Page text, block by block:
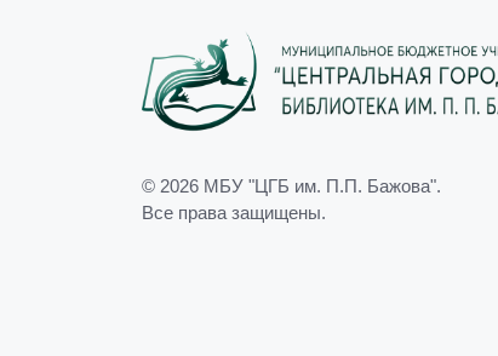
© 2026 МБУ "ЦГБ им. П.П. Бажова".
Все права защищены.